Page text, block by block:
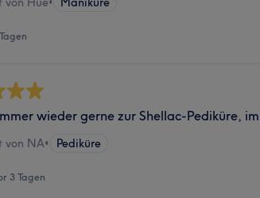
wieder gerne zur Shellac-Pediküre,
von NA• Pediküre
3 Tagen